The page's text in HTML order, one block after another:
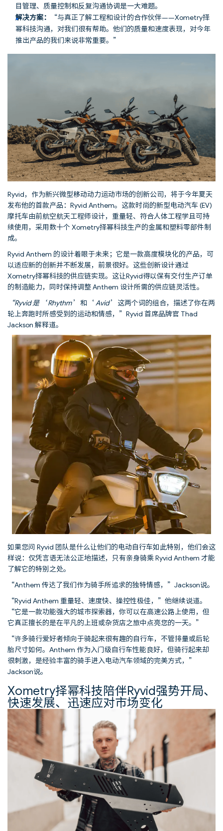
目管理、质量控制和反复沟通协调是一大难题。
解决方案：
“与真正了解工程和设计的合作伙伴——Xometry择
幂科技沟通，对我们很有帮助。他们的质量和速度表现，对今年
推出产品的我们来说非常重要。”
Ryvid，作为新兴微型移动动力运动市场的创新公司，将于今年夏天
发布他的首款产品：Ryvid Anthem。这款时尚的新型电动汽车 (EV)
摩托车由前航空航天工程师设计，重量轻、符合人体工程学且可持
续使用，采用数十个 Xometry择幂科技生产的金属和塑料零部件制
成。
Ryvid Anthem 的设计着眼于未来；它是一款高度模块化的产品，可
以适应新的创新并不断发展，前景很好。这些创新设计通过
Xometry择幂科技的供应链实现。这让Ryvid得以保有交付生产订单
的制造能力，同时保持调整 Anthem 设计所需的供应链灵活性。
“Ryvid 是‘ Rhythm’和‘ Avid’这两个词的组合，描述了你在两
轮上奔跑时所感受到的运动和情感，”Ryvid 首席品牌官 Thad
Jackson 解释道。
如果您问 Ryvid 团队是什么让他们的电动自行车如此特别，他们会这
样说：仅凭言语无法公正地描述，只有亲身骑乘 Ryvid Anthem 才能
了解它的特别之处。
“Anthem 传达了我们作为骑手所追求的独特情感，”Jackson说。
“Ryvid Anthem 重量轻、速度快、操控性极佳，”他继续说道。
“它是一款功能强大的城市探索器，你可以在高速公路上使用，但
它真正擅长的是在平凡的上班或杂货店之旅中点亮您的一天。”
“许多骑行爱好者倾向于骑起来很有趣的自行车，不管排量或后轮
胎尺寸如何。Anthem 作为入门级自行车性能良好，但骑行起来却
很刺激，是经验丰富的骑手进入电动汽车领域的完美方式，”
Jackson说。
Xometry择幂科技陪伴Ryvid强势开局、
快速发展、迅速应对市场变化